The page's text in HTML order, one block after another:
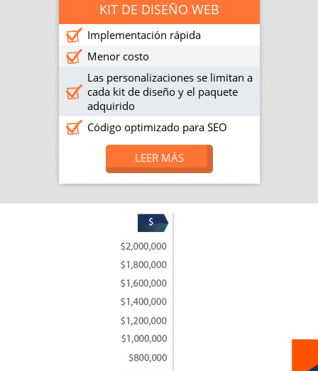
KIT DE DISEÑO WEB
Implementación rápida
Menor costo
Las personalizaciones se limitan a
cada kit de diseño y el paquete
adquirido
Código optimizado para SEO
LEER MÁS